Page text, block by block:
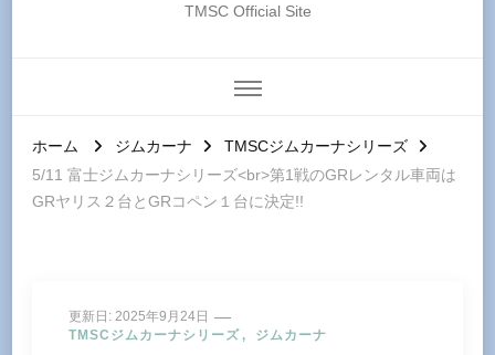
TMSC Official Site
ホーム ジムカーナ
TMSCジムカーナシリーズ
5/11 富士ジムカーナシリーズ<br>第1戦のGRレンタル車両は
GRヤリス２台とGRコペン１台に決定!!
更新日: 2025年9月24日
TMSCジムカーナシリーズ
ジムカーナ